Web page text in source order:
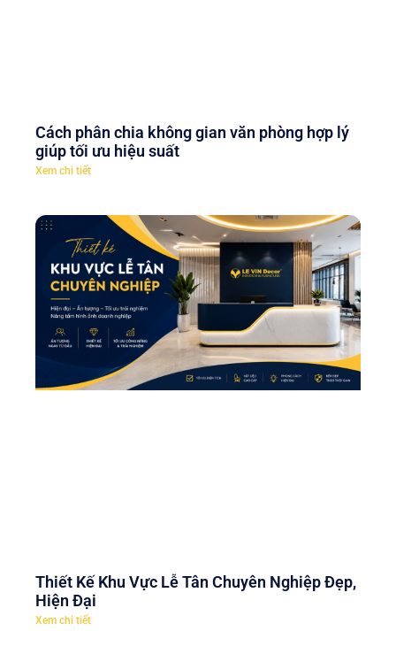
Cách phân chia không gian văn phòng hợp lý
giúp tối ưu hiệu suất
Xem chi tiết
Thiết Kế Khu Vực Lễ Tân Chuyên Nghiệp Đẹp,
Hiện Đại
Xem chi tiết